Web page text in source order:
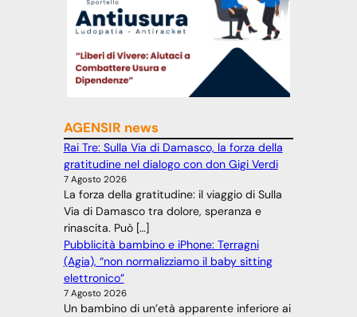
AGENSIR news
Rai Tre: Sulla Via di Damasco, la forza della
gratitudine nel dialogo con don Gigi Verdi
7 Agosto 2026
La forza della gratitudine: il viaggio di Sulla
Via di Damasco tra dolore, speranza e
rinascita. Può […]
Pubblicità bambino e iPhone: Terragni
(Agia), “non normalizziamo il baby sitting
elettronico”
7 Agosto 2026
Un bambino di un’età apparente inferiore ai